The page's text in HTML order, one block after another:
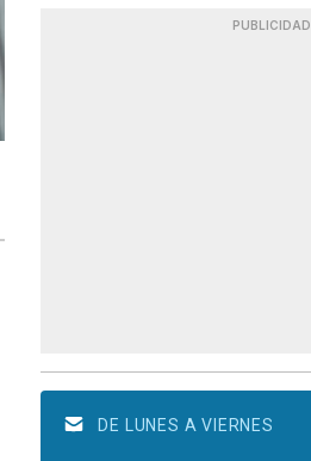
PUBLICIDAD
DE LUNES A VIERNES